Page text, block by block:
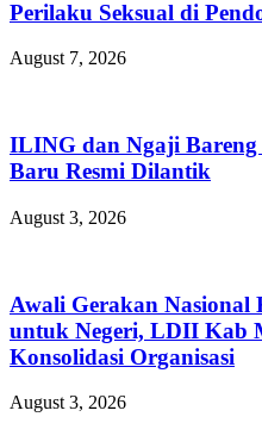
Perilaku Seksual di
August 7, 2026
ILING dan Ngaji
Baru Resmi Dilantik
August 3, 2026
Awali Gerakan Nasional
untuk Negeri, LDII Kab
Konsolidasi Organisasi
August 3, 2026